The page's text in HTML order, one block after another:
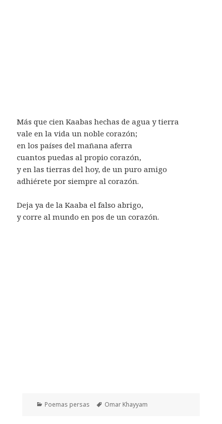
Más que cien Kaabas hechas de agua y tierra
vale en la vida un noble corazón;
en los países del mañana aferra
cuantos puedas al propio corazón,
y en las tierras del hoy, de un puro amigo
adhiérete por siempre al corazón.
Deja ya de la Kaaba el falso abrigo,
y corre al mundo en pos de un corazón.
Categorías
Poemas persas Etiquetas
Omar Khayyam